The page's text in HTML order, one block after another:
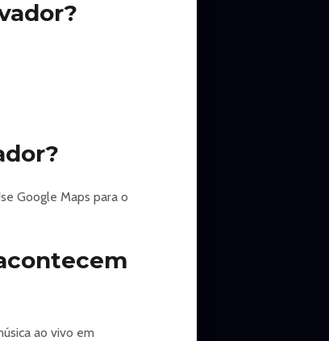
Google Maps para o
ao vivo em